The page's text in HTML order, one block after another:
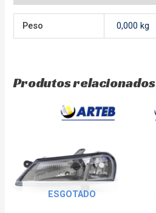
Peso 0,000 kg
Produtos relacionados
ESGOTADO